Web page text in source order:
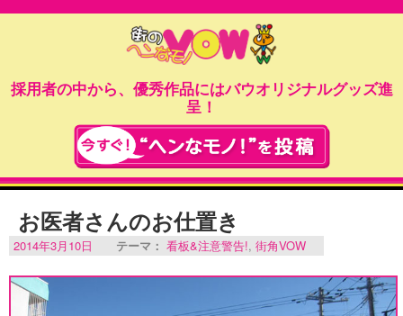
採用者の中から、優秀作品にはバウオリジナルグッズ進
呈！
お医者さんのお仕置き
2014年3月10日 テーマ： 看板&注意警告!, 街角VOW